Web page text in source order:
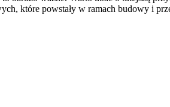
które powstały w ramach budowy i